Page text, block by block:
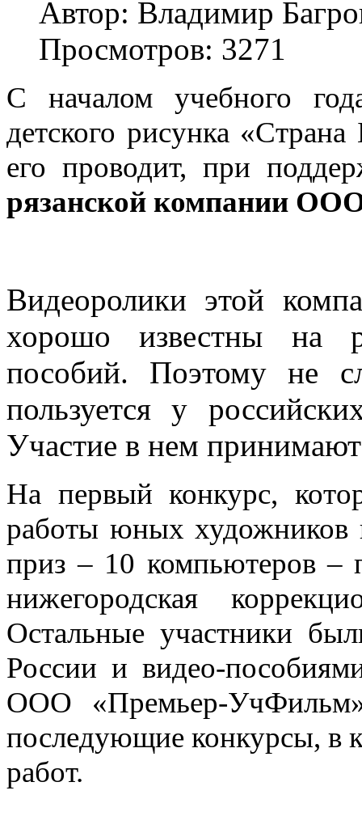
Автор: Владимир
Просмотров: 3271
С началом учебного
детского рисунка
его проводит, при
рязанской компании
Видеоролики этой
хорошо известны на
пособий. Поэтому не
пользуется у
Участие в нем
На первый конкурс,
работы юных художников
приз – 10 компьютеров
нижегородская
Остальные участники
России и видео-
ООО «Премьер-
последующие конкурсы, в
работ.